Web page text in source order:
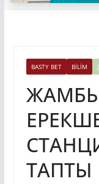
BASTY BET BİLİM
ТАПТЫ